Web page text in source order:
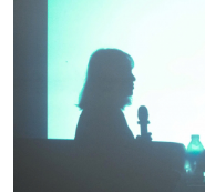
thương mại